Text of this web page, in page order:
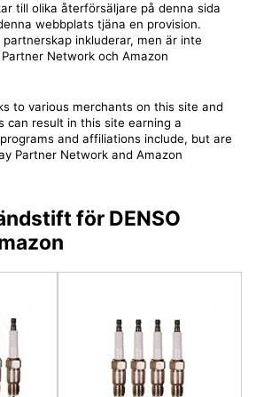
till olika återförsäljare på denna sida
webbplats tjäna en provision.
inkluderar, men är inte
Network och Amazon
to various merchants on this site and
can result in this site earning a
and affiliations include, but are
Partner Network and Amazon
för DENSO